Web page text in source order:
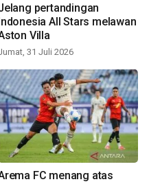
pertandingan
All Stars melawan
Villa
31 Juli 2026
FC menang atas